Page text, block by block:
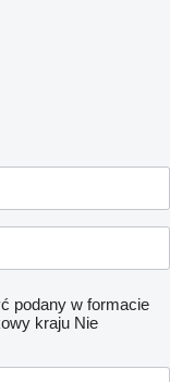
podany w formacie
kraju Nie